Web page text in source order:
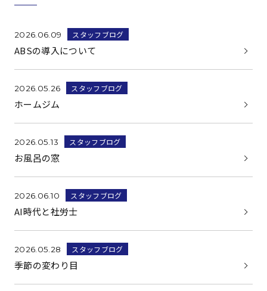
2026.06.09 スタッフブログ
ABSの導入について
2026.05.26 スタッフブログ
ホームジム
2026.05.13 スタッフブログ
お風呂の窓
2026.06.10 スタッフブログ
AI時代と社労士
2026.05.28 スタッフブログ
季節の変わり目